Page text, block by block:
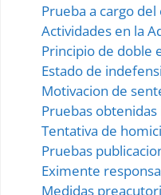
Prueba a cargo
Actividades en la
Principio de doble
Estado de
Motivacion de
Pruebas
Tentativa de
Pruebas
Eximente
Medidas